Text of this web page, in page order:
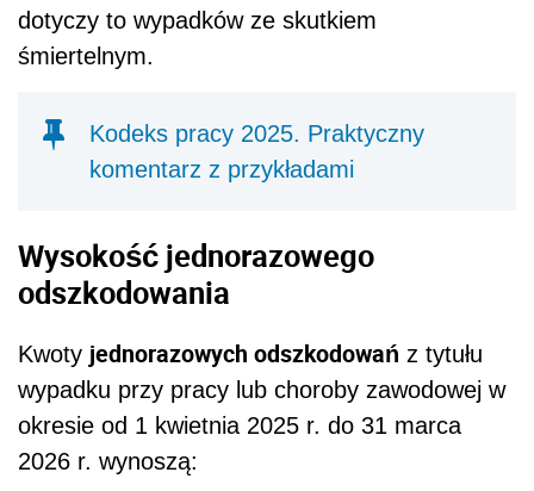
dotyczy to wypadków ze skutkiem
śmiertelnym.
Kodeks pracy 2025. Praktyczny
komentarz z przykładami
Wysokość jednorazowego
odszkodowania
Kwoty jednorazowych odszkodowań z tytułu
wypadku przy pracy lub choroby zawodowej w
okresie od 1 kwietnia 2025 r. do 31 marca
2026 r. wynoszą: